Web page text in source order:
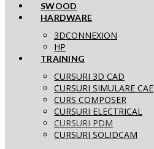
SWOOD
HARDWARE
3DCONNEXION
HP
TRAINING
CURSURI 3D CAD
CURSURI SIMULARE CAE
CURS COMPOSER
CURSURI ELECTRICAL
CURSURI PDM
CURSURI SOLIDCAM